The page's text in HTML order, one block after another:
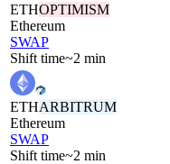
ETHOPTIMISM
Ethereum
SWAP
Shift time~2 min
ETHARBITRUM
Ethereum
SWAP
Shift time~2 min